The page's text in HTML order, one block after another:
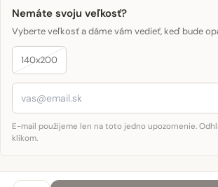
Nemáte svoju veľkosť?
Vyberte veľkosť a dáme vám vedieť, keď bude
140x200
E-mail použijeme len na toto jedno upozornenie.
klikom.